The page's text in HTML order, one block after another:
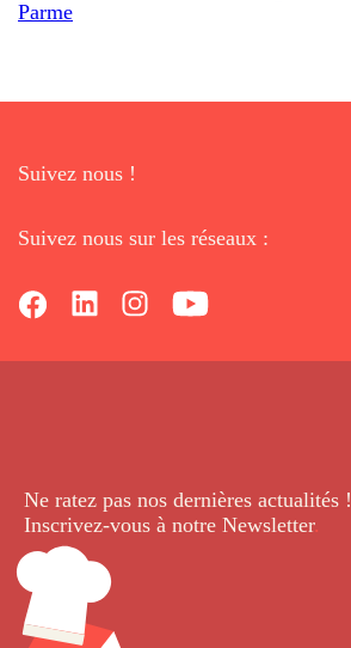
Parme
Suivez nous !
Suivez nous sur les réseaux :
Ne ratez pas nos dernières actualités !
Inscrivez-vous à notre Newsletter.